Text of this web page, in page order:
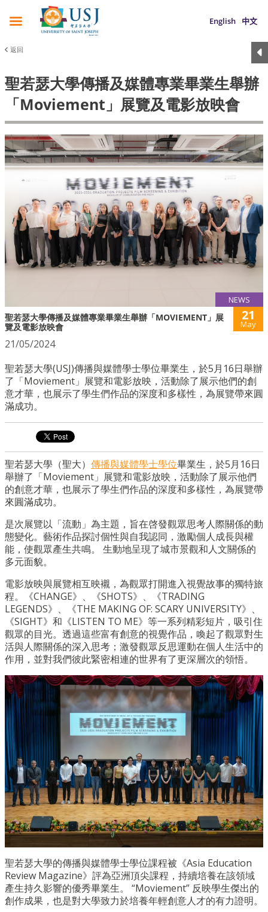
English 中文
返回
聖若瑟大學傳播及媒體專業畢業生舉辦
「Moviement」展覽及電影放映會
NEWS
聖若瑟大學傳播及媒體專業畢業生舉辦「MOVIEMENT」展
覽及電影放映會
21
May
21/05/2024
聖若瑟大學(USJ)傳播與媒體學士學位畢業生，於5月16日舉辦
了「Moviement」展覽和電影放映，活動除了展示他們的創
意才華，也展示了學生們作品的深度和多樣性，為展覽帶來圓
滿成功。
聖若瑟大學（聖大） 傳播與媒體學士學位畢業生，於5月16日
舉辦了「Moviement」展覽和電影放映，活動除了展示他們
的創意才華，也展示了學生們作品的深度和多樣性，為展覽帶
來圓滿成功。
是次展覽以「流動」為主題，旨在啓發觀眾思考人際關係的動
態變化。藝術作品探討個性與自我認同，激勵個人成長與權
能，使觀眾產生共鳴。 生動地呈現了城市景觀和人文關係的
多元面貌。
電影放映與展覽相互映襯，為觀眾打開進入視覺故事的獨特旅
程。《CHANGE》、《SHOTS》、《TRADING
LEGENDS》、《THE MAKING OF: SCARY UNIVERSITY》、
《SIGHT》和《LISTEN TO ME》等一系列精彩短片，吸引住
觀眾的目光。透過這些富有創意的視覺作品，喚起了觀眾對生
活與人際關係的深入思考；激發觀眾反思運動在個人生活中的
作用，並對我們彼此緊密相連的世界有了更深層次的領悟。
聖若瑟大學的傳播與媒體學士學位課程被《Asia Education
Review Magazine》評為亞洲頂尖課程，持續培養在該領域
產生持久影響的優秀畢業生。 “Moviement” 反映學生傑出的
創作成果，也是對大學致力於培養年輕創意人才的有力證明。